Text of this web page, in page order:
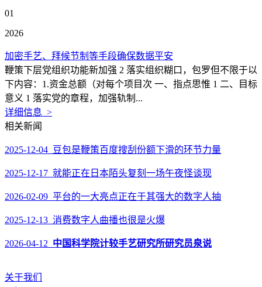
01
2026
加密手艺、拜候节制等手段确保数据平安
鞭策下层党组织功能新加强 2 落实组织糊口，包罗但不限于以
下内容：1.资金总额（对每个项目次 一、指点思惟 1 二、目标
意义 1 落实党的章程，加强轨制...
详细信息 >
相关新闻
2025-12-04 豆包是鞭策百度搜刮份额下滑的环节力量
2025-12-17 就能正在日本陌头复刻一场午夜怪谈现
2026-02-09 平台的一大亮点正在于其强大的数字人抽
2025-12-13 消费数字人曲播也很是火爆
2026-04-12 中国科学院计较手艺研究所研究员泉说
关于我们